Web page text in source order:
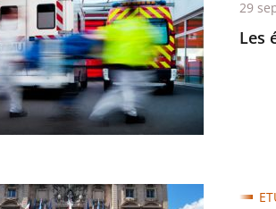
Les
29